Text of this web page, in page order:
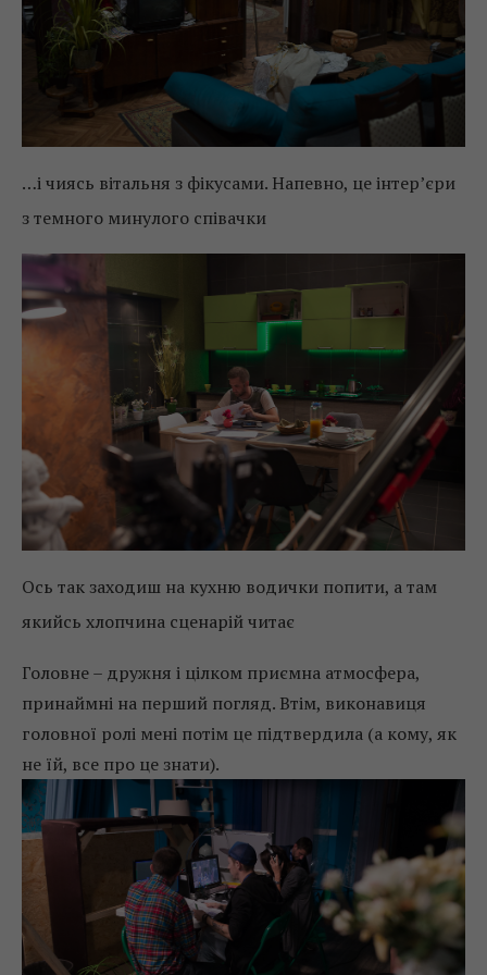
…і чиясь вітальня з фікусами. Напевно, це інтер’єри
з темного минулого співачки
Ось так заходиш на кухню водички попити, а там
якийсь хлопчина сценарій читає
Головне – дружня і цілком приємна атмосфера,
принаймні на перший погляд. Втім, виконавиця
головної ролі мені потім це підтвердила (а кому, як
не їй, все про це знати).